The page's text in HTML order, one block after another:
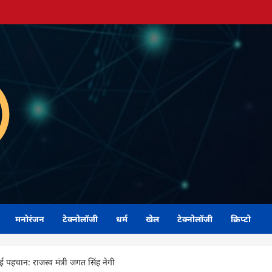
मनोरंजन टेक्नोलॉजी धर्म खेल टेक्नोलॉजी क्रिप्टो
राजस्व मंत्री जगत सिंह नेगी